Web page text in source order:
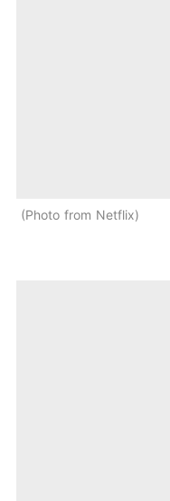
Photo from Netflix